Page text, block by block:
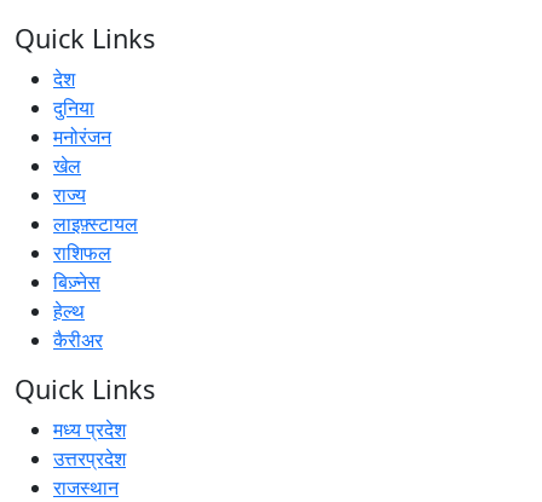
Quick Links
देश
दुनिया
मनोरंजन
खेल
राज्य
लाइफ़्स्टायल
राशिफल
बिज़्नेस
हेल्थ
कैरीअर
Quick Links
मध्य प्रदेश
उत्तरप्रदेश
राजस्थान